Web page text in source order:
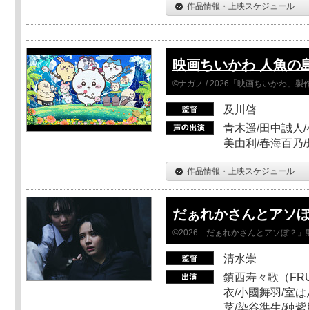
作品情報・上映スケジュール
映画ちいかわ 人魚の
©ナガノ / 2026「映画ちいかわ」製
及川啓
青木遥/田中誠人
美由利/春海百乃
作品情報・上映スケジュール
だぁれかさんとアソ
©2026「だぁれかさんとアソぼ？」
清水崇
鎮西寿々歌（
衣/小國舞羽/室
菜/染谷準生/穂